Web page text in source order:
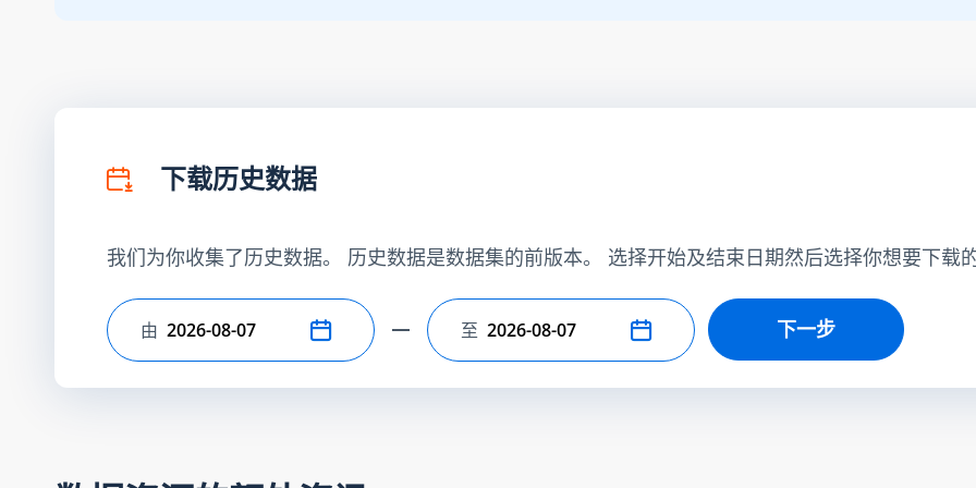
下载历史数据
我们为你收集了历史数据。 历史数据是数据集的前版本。 选择开始及结束日期然后选择你想要下载
选择开始日期
由 选择结束日期
至 下一步